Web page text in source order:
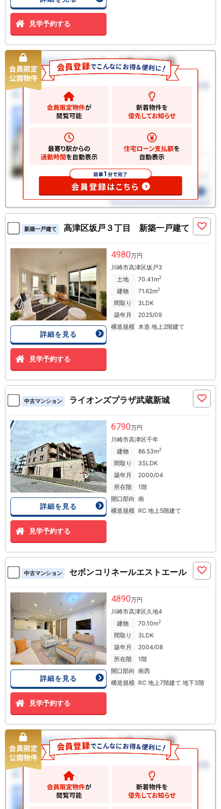
見学予約する
新築一戸建て 高津区坂戸３丁目 新築一戸建て
詳細を見る
見学予約する
4980万円
川崎市高津区坂戸3
土地
70.41m2
建物 71.62m2
間取り
3LDK
築年月
2025/09
構造規模 木造 地上2階建て
中古マンション ライオンズプラザ武蔵新城
詳細を見る
見学予約する
6790万円
川崎市高津区千年
建物
86.53m2
間取り
3SLDK
築年月
2000/04
所在階
1階
開口部向 南
構造規模 RC 地上5階建て
中古マンション セボンコリネールエストエール
詳細を見る
見学予約する
4890万円
川崎市高津区久地4
建物
70.10m2
間取り
3LDK
築年月
2004/08
所在階
1階
開口部向 南西
構造規模 RC 地上7階建て 地下3階